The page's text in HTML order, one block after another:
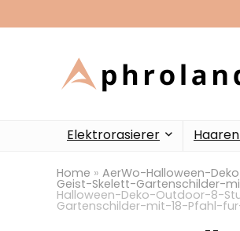
Elektrorasierer
Home » AerWo-Halloween-
Geist-Skelett-Gartenschilder-
Halloween-Deko-Outdoor-8-
Gartenschilder-mit-18-Pfahl-